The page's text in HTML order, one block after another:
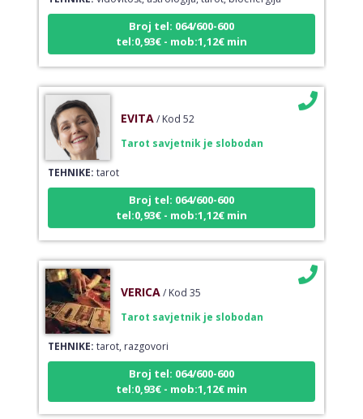
Broj tel: 064/600-600
tel:0,93€ - mob:1,12€ min
EVITA / Kod 52
Tarot savjetnik je slobodan
TEHNIKE:tarot
Broj tel: 064/600-600
tel:0,93€ - mob:1,12€ min
VERICA / Kod 35
Tarot savjetnik je slobodan
TEHNIKE:tarot, razgovori
Broj tel: 064/600-600
tel:0,93€ - mob:1,12€ min